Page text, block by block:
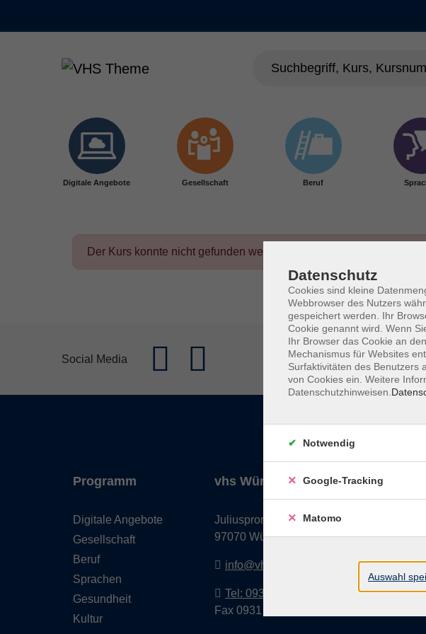
Digitale Angebote Gesellschaft Beruf
Der Kurs konnte nicht gefunden werden.
Social Media Impressum
Programm
Digitale Angebote
Gesellschaft
Beruf
Sprachen
Gesundheit
Kultur
vhs Würzburg & Umgebung e. V.
Juliuspromenade 68
97070 Würzburg
info@vhs-wuerzburg.de
Tel: 0931 35593 0
Fax 0931 35593-20
Datenschutz
Cookies sind kleine
Webbrowser des Nutzers
gespeichert werden. Ihr
Cookie genannt wird. Wenn
Ihr Browser das Cookie an
Mechanismus für Websites
Surfaktivitäten des Benutzers
von Cookies ein. Weitere
Datenschutzhinweisen.
Notwendig
Google-Tracking
Matomo
Auswahl